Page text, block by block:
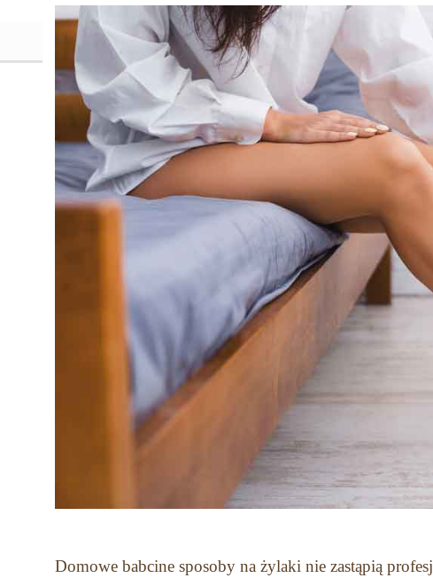
Domowe babcine sposoby na żylaki nie zastąpią